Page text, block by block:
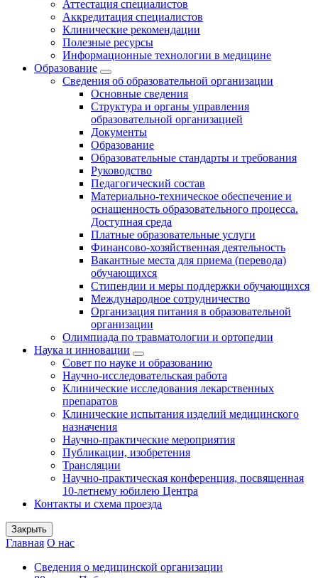
Аттестация специалистов
Аккредитация специалистов
Клинические рекомендации
Полезные ресурсы
Информационные технологии в медицине
Образование
Сведения об образовательной организации
Основные сведения
Структура и органы управления
образовательной организацией
Документы
Образование
Образовательные стандарты и требования
Руководство
Педагогический состав
Материально-техническое обеспечение и
оснащенность образовательного процесса.
Доступная среда
Платные образовательные услуги
Финансово-хозяйственная деятельность
Вакантные места для приема (перевода)
обучающихся
Стипендии и меры поддержки обучающихся
Международное сотрудничество
Организация питания в образовательной
организации
Олимпиада по травматологии и ортопедии
Наука и инновации
Совет по науке и образованию
Научно-исследовательская работа
Клинические исследования лекарственных
препаратов
Клинические испытания изделий медицинского
назначения
Научно-практические мероприятия
Публикации, изобретения
Трансляции
Научно-практическая конференция, посвященная
10-летнему юбилею Центра
Контакты и схема проезда
Закрыть
Главная О нас
Сведения о медицинской организации